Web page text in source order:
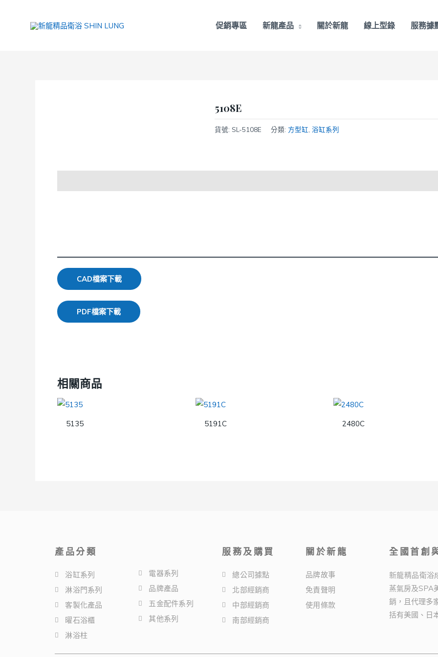
促銷專區 新龍產品 關於新龍 線上型錄 服務據
5108E
貨號: SL-5108E 分類: 方型缸 浴缸系列
CAD檔案下載
PDF檔案下載
相關商品
5135 5191C 2480C
產品分類
浴缸系列
淋浴門系列
客製化產品
曜石浴櫃
淋浴柱
電器系列
品牌產品
五金配件系列
其他系列
服務及購買
總公司據點
北部經銷商
中部經銷商
南部經銷商
關於新龍
品牌故事
免責聲明
使用條款
全國首創
新龍精品衛浴
蒸氣房及SPA
銷，且代理多
括有美國、日